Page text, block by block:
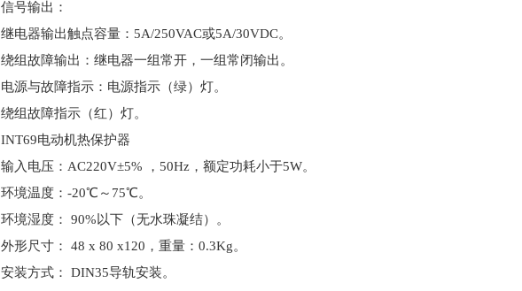
信号输出 ：
继电器输出触点容量： 5A/250VAC或5A/30VDC。
绕组故障输出：继电器一组常开，一组常闭输出。
电源与故障指示：电源指示（绿）灯。
绕组故障指示（红）灯。
INT69电动机热保护器
输入电压： AC220V±5% ，50Hz，额定功耗小于5W。
环境温度： -20℃～75℃。
环境湿度：
90%以下（无水珠凝结）。
外形尺寸：
48 x 80 x120，重量：0.3Kg。
安装方式：
DIN35导轨安装。